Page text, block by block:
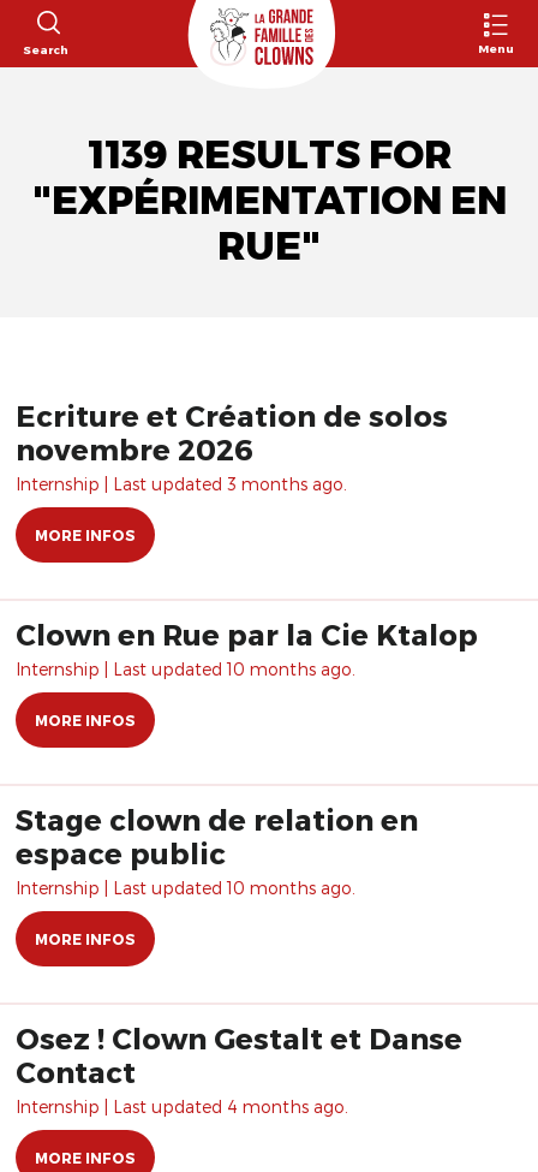
Search Menu
1139 RESULTS FOR
"EXPÉRIMENTATION EN
RUE"
Ecriture et Création de solos
novembre 2026
Internship | Last updated 3 months ago.
MORE INFOS
Clown en Rue par la Cie Ktalop
Internship | Last updated 10 months ago.
MORE INFOS
Stage clown de relation en
espace public
Internship | Last updated 10 months ago.
MORE INFOS
Osez ! Clown Gestalt et Danse
Contact
Internship | Last updated 4 months ago.
MORE INFOS